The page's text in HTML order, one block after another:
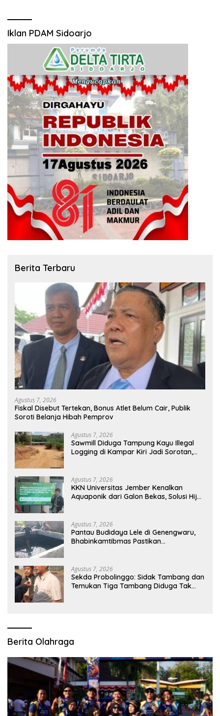
Iklan PDAM Sidoarjo
Berita Terbaru
Agustus 7, 2026
Fiskal Disebut Tertekan, Bonus Atlet Belum Cair, Publik
Soroti Belanja Hibah Pemprov
Agustus 7, 2026
Sawmill Diduga Tampung Kayu Illegal
Logging di Kampar Kiri Jadi Sorotan,
Agustus 7, 2026
KKN Universitas Jember Kenalkan
Aquaponik dari Galon Bekas, Solusi Hijau
Agustus 7, 2026
Pantau Budidaya Lele di Genengwaru,
Bhabinkamtibmas Pastikan
Agustus 7, 2026
Sekda Probolinggo: Sidak Tambang dan
Temukan Tiga Tambang Diduga Tak
Berita Olahraga